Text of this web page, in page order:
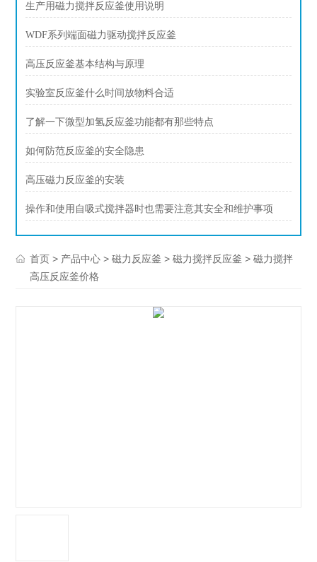
生产用磁力搅拌反应釜使用说明
WDF系列端面磁力驱动搅拌反应釜
高压反应釜基本结构与原理
实验室反应釜什么时间放物料合适
了解一下微型加氢反应釜功能都有那些特点
如何防范反应釜的安全隐患
高压磁力反应釜的安装
操作和使用自吸式搅拌器时也需要注意其安全和维护事项
首页 > 产品中心 >磁力反应釜 >磁力搅拌反应釜 > 磁力搅拌
高压反应釜价格